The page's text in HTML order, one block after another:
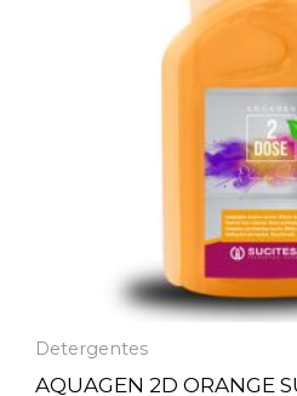
Detergentes
AQUAGEN 2D ORANGE